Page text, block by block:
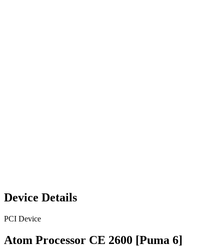
Device Details
PCI Device
Atom Processor CE 2600 [Puma 6]